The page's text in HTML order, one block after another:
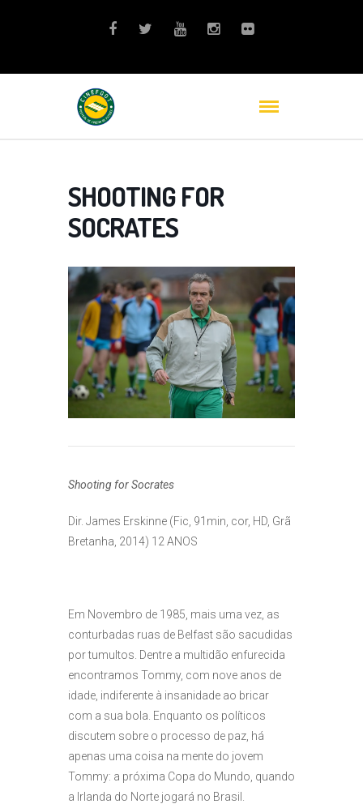
SHOOTING FOR
SOCRATES
Shooting for Socrates
Dir. James Erskinne (Fic, 91min, cor, HD, Grã
Bretanha, 2014) 12 ANOS
Em Novembro de 1985, mais uma vez, as
conturbadas ruas de Belfast são sacudidas
por tumultos. Dentre a multidão enfurecida
encontramos Tommy, com nove anos de
idade, indiferente à insanidade ao bricar
com a sua bola. Enquanto os políticos
discutem sobre o processo de paz, há
apenas uma coisa na mente do jovem
Tommy: a próxima Copa do Mundo, quando
a Irlanda do Norte jogará no Brasil.